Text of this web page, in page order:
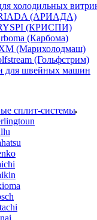
холодильных
(АРИАДА)
(КРИСПИ)
(Карбома)
(Марихолодмаш)
(Гольфстрим)
для швейных машин
сплит-системы